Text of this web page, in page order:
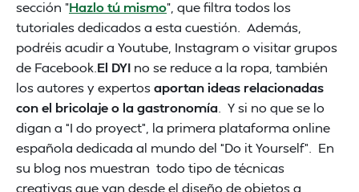
sección "Hazlo tú mismo", que filtra todos los
tutoriales dedicados a esta cuestión. Además,
podréis acudir a Youtube, Instagram o visitar grupos
de Facebook. El DYI no se reduce a la ropa, también
los autores y expertosaportan ideas relacionadas
con el bricolaje o la gastronomía . Y si no que se lo
digan a “I do proyect”, la primera plataforma online
española dedicada al mundo del “Do it Yourself”. En
su blog nos muestran todo tipo de técnicas
creativas que van desde el diseño de objetos a